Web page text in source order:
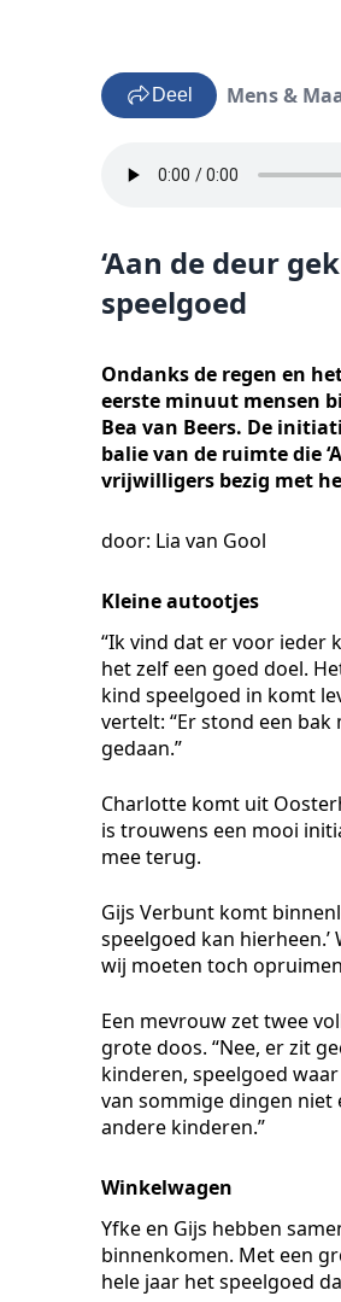
Deel Mens &
‘Aan de deur
speelgoed
Ondanks de regen en
eerste minuut mensen
Bea van Beers. De
balie van de ruimte die
vrijwilligers bezig met
door: Lia van Gool
Kleine autootjes
“Ik vind dat er voor ieder
het zelf een goed doel.
kind speelgoed in komt
vertelt: “Er stond een
gedaan.”
Charlotte komt uit
is trouwens een mooi
mee terug.
Gijs Verbunt komt
speelgoed kan
wij moeten toch
Een mevrouw zet twee
grote doos. “Nee, er zit
kinderen, speelgoed
van sommige dingen niet
andere kinderen.”
Winkelwagen
Yfke en Gijs hebben
binnenkomen. Met een
hele jaar het speelgoed